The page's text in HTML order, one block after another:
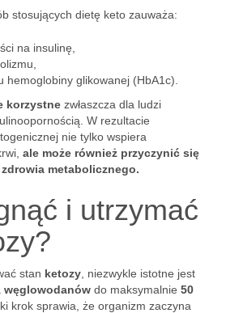
stosujących dietę keto zauważa:
na insulinę,
hemoglobiny glikowanej (HbA1c).
korzystne zwłaszcza dla ludzi
W rezultacie
nie tylko wspiera
ale może również przyczynić się
metabolicznego.
i utrzymać
stan ketozy , niezwykle istotne jest
węglowodanów do maksymalnie 50
krok sprawia, że organizm zaczyna